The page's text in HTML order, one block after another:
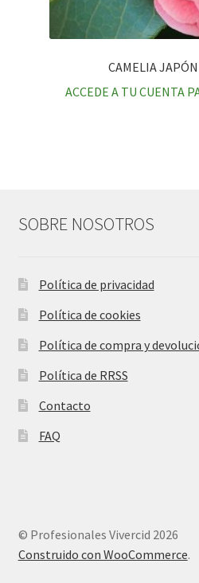
CAMELIA
ACCEDE A TU CUENTA
SOBRE NOSOTROS
Política de privacidad
Política de cookies
Política de compra y
Política de RRSS
Contacto
FAQ
© Profesionales Vivercid 2026
Construido con WooCommerce.